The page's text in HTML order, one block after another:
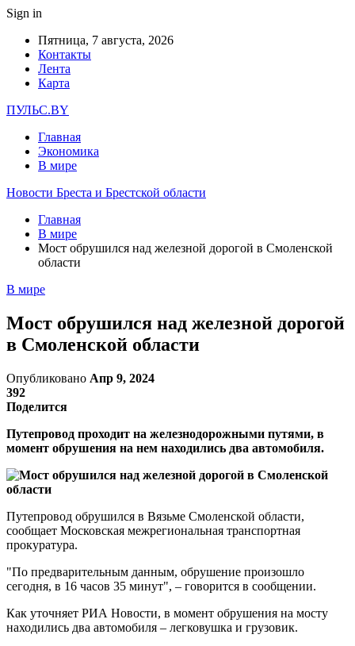
Sign in
Пятница, 7 августа, 2026
Контакты
Лента
Карта
ПУЛЬС.BY
Главная
Экономика
В мире
Новости Бреста и Брестской области
Главная
В мире
Мост обрушился над железной дорогой в Смоленской
области
В мире
Мост обрушился над железной дорогой
в Смоленской области
Опубликовано Апр 9, 2024
392
Поделится
Путепровод проходит на железнодорожными путями, в
момент обрушения на нем находились два автомобиля.
Путепровод обрушился в Вязьме Смоленской области,
сообщает Московская межрегиональная транспортная
прокуратура.
"По предварительным данным, обрушение произошло
сегодня, в 16 часов 35 минут", – говорится в сообщении.
Как уточняет РИА Новости, в момент обрушения на мосту
находились два автомобиля – легковушка и грузовик.